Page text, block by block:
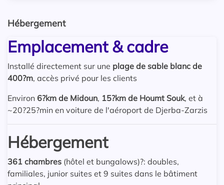
Hébergement
Emplacement & cadre
Installé directement sur une plage de sable blanc de
400?m, accès privé pour les clients
Environ 6?km de Midoun, 15?km de Houmt Souk, et à
~20?25?min en voiture de l'aéroport de Djerba-Zarzis
Hébergement
361 chambres (hôtel et bungalows)?: doubles,
familiales, junior suites et 9 suites dans le bâtiment